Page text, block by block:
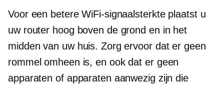
Voor een betere WiFi-signaalsterkte plaatst u
uw router hoog boven de grond en in het
midden van uw huis. Zorg ervoor dat er geen
rommel omheen is, en ook dat er geen
apparaten of apparaten aanwezig zijn die